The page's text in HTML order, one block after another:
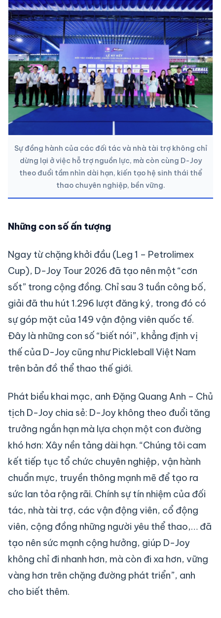
Sự đồng hành của các đối tác và nhà tài trợ không chỉ
dừng lại ở việc hỗ trợ nguồn lực, mà còn cùng D-Joy
theo đuổi tầm nhìn dài hạn, kiến tạo hệ sinh thái thể
thao chuyên nghiệp, bền vững.
Những con số ấn tượng
Ngay từ chặng khởi đầu (Leg 1 – Petrolimex
Cup), D-Joy Tour 2026 đã tạo nên một “cơn
sốt” trong cộng đồng. Chỉ sau 3 tuần công bố,
giải đã thu hút 1.296 lượt đăng ký, trong đó có
sự góp mặt của 149 vận động viên quốc tế.
Đây là những con số “biết nói”, khẳng định vị
thế của D-Joy cũng như Pickleball Việt Nam
trên bản đồ thể thao thế giới.
Phát biểu khai mạc, anh Đặng Quang Anh – Chủ
tịch D-Joy chia sẻ: D-Joy không theo đuổi tăng
trưởng ngắn hạn mà lựa chọn một con đường
khó hơn: Xây nền tảng dài hạn. “Chúng tôi cam
kết tiếp tục tổ chức chuyên nghiệp, vận hành
chuẩn mực, truyền thông mạnh mẽ để tạo ra
sức lan tỏa rộng rãi. Chính sự tín nhiệm của đối
tác, nhà tài trợ, các vận động viên, cổ động
viên, cộng đồng những người yêu thể thao,… đã
tạo nên sức mạnh cộng hưởng, giúp D-Joy
không chỉ đi nhanh hơn, mà còn đi xa hơn, vững
vàng hơn trên chặng đường phát triển”, anh
cho biết thêm.